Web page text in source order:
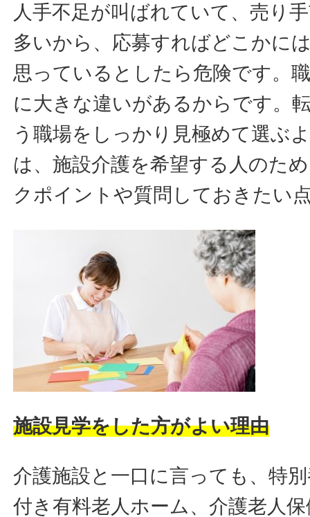
人手不足が叫ばれていて、売り
多いから、応募すればどこかに
思っているとしたら危険です。
に大きな違いがあるからです。
う職場をしっかり見極めて選ぶ
は、施設介護を希望する人のた
クポイントや質問しておきたい
施設見学をした方がよい理由
介護施設と一口に言っても、特
付き有料老人ホーム、介護老人